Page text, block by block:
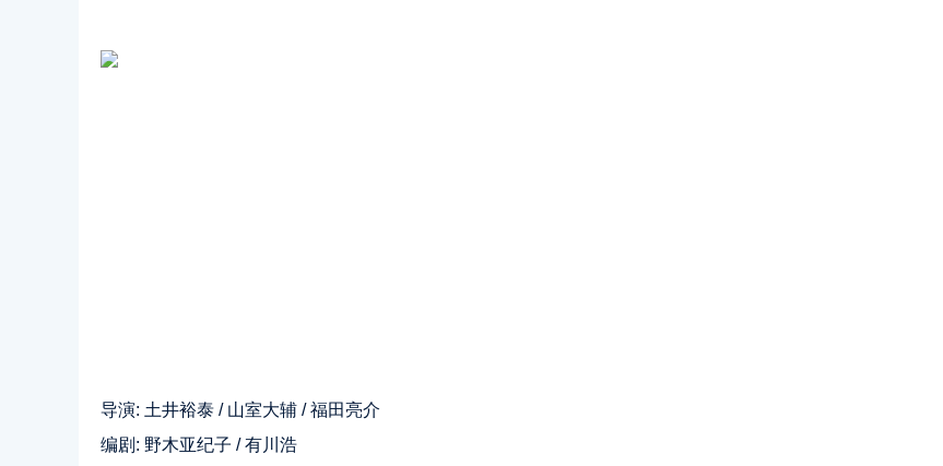
导演: 土井裕泰 / 山室大辅 / 福田亮介
编剧: 野木亚纪子 / 有川浩